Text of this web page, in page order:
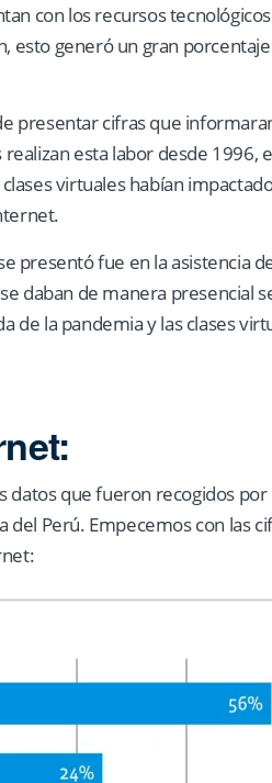
con los recursos
esto generó un gran
presentar cifras que
esta labor desde 1996,
virtuales habían
presentó fue en la asistencia
daban de manera presencial
de la pandemia y las clases
datos que fueron recogidos
del Perú. Empecemos con las